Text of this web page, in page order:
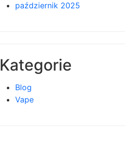
październik 2025
Kategorie
Blog
Vape